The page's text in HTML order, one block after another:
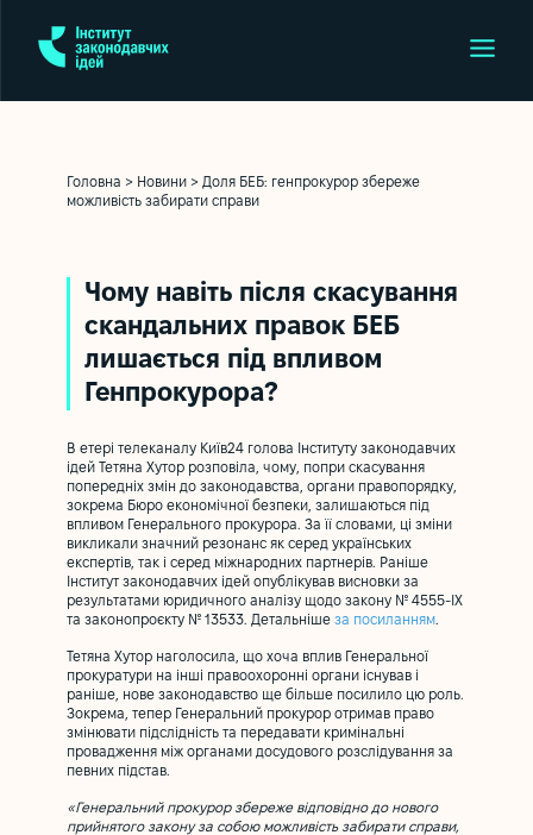
Головна > Новини > Доля БЕБ: генпрокурор збереже
можливість забирати справи
Чому навіть після скасування
скандальних правок БЕБ
лишається під впливом
Генпрокурора?
В етері телеканалу Київ24 голова Інституту законодавчих
ідей Тетяна Хутор розповіла, чому, попри скасування
попередніх змін до законодавства, органи правопорядку,
зокрема Бюро економічної безпеки, залишаються під
впливом Генерального прокурора. За її словами, ці зміни
викликали значний резонанс як серед українських
експертів, так і серед міжнародних партнерів. Раніше
Інститут законодавчих ідей опублікував висновки за
результатами юридичного аналізу щодо закону № 4555-IX
та законопроєкту № 13533. Детальніше за посиланням.
Тетяна Хутор наголосила, що хоча вплив Генеральної
прокуратури на інші правоохоронні органи існував і
раніше, нове законодавство ще більше посилило цю роль.
Зокрема, тепер Генеральний прокурор отримав право
змінювати підслідність та передавати кримінальні
провадження між органами досудового розслідування за
певних підстав.
«Генеральний прокурор збереже відповідно до нового
прийнятого закону за собою можливість забирати справи,